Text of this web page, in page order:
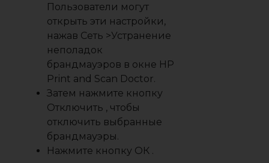
Пользователи могут
открыть эти настройки,
нажав Сеть >Устранение
неполадок
брандмауэров в окне HP
Print and Scan Doctor.
Затем нажмите кнопку
Отключить , чтобы
отключить выбранные
брандмауэры.
Нажмите кнопку ОК .